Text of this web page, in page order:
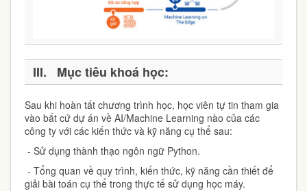
III. Mục tiêu khoá học:
Sau khi hoàn tất chương trình học, học viên tự tin tham gia
vào bất cứ dự án về AI/Machine Learning nào của các
công ty với các kiến thức và kỹ năng cụ thể sau:
- Sử dụng thành thạo ngôn ngữ Python.
- Tổng quan về quy trình, kiến thức, kỹ năng cần thiết để
giải bài toán cụ thể trong thực tế sử dụng học máy.